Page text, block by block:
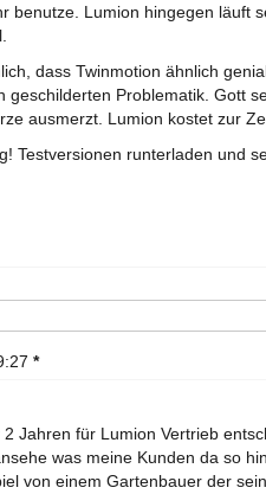
benutze. Lumion hingegen läuft
dass Twinmotion ähnlich
geschilderten Problematik. Gott
ausmerzt. Lumion kostet zur
Testversionen runterladen und
*
Jahren für Lumion Vertrieb
was meine Kunden da so
von einem Gartenbauer der